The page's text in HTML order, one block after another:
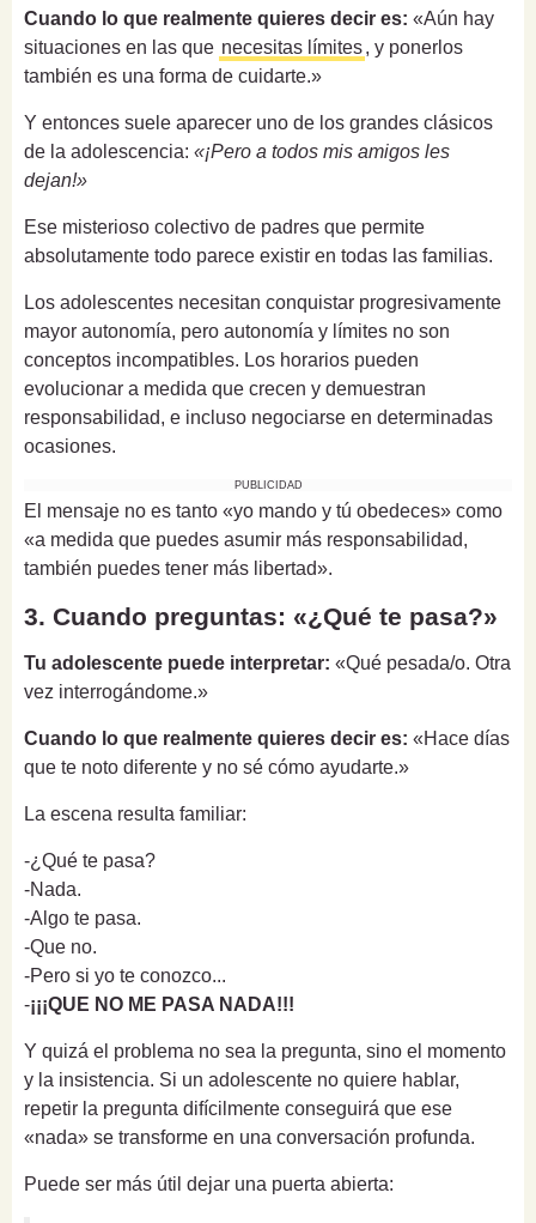
Cuando lo que realmente quieres decir es: «Aún hay
situaciones en las que necesitas límites, y ponerlos
también es una forma de cuidarte.»
Y entonces suele aparecer uno de los grandes clásicos
de la adolescencia: «¡Pero a todos mis amigos les
dejan!»
Ese misterioso colectivo de padres que permite
absolutamente todo parece existir en todas las familias.
Los adolescentes necesitan conquistar progresivamente
mayor autonomía, pero autonomía y límites no son
conceptos incompatibles. Los horarios pueden
evolucionar a medida que crecen y demuestran
responsabilidad, e incluso negociarse en determinadas
ocasiones.
PUBLICIDAD
El mensaje no es tanto «yo mando y tú obedeces» como
«a medida que puedes asumir más responsabilidad,
también puedes tener más libertad».
3. Cuando preguntas: «¿Qué te pasa?»
Tu adolescente puede interpretar: «Qué pesada/o. Otra
vez interrogándome.»
Cuando lo que realmente quieres decir es: «Hace días
que te noto diferente y no sé cómo ayudarte.»
La escena resulta familiar:
-¿Qué te pasa?
-Nada.
-Algo te pasa.
-Que no.
-Pero si yo te conozco...
-¡¡¡QUE NO ME PASA NADA!!!
Y quizá el problema no sea la pregunta, sino el momento
y la insistencia. Si un adolescente no quiere hablar,
repetir la pregunta difícilmente conseguirá que ese
«nada» se transforme en una conversación profunda.
Puede ser más útil dejar una puerta abierta: